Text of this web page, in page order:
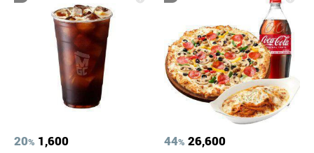
워터파크
20% 1,600 44% 26,600